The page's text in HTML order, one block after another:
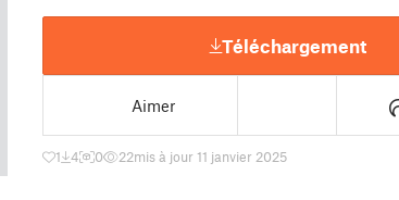
Téléchargement
Aimer
1 4 0 22mis à jour 11 janvier 2025